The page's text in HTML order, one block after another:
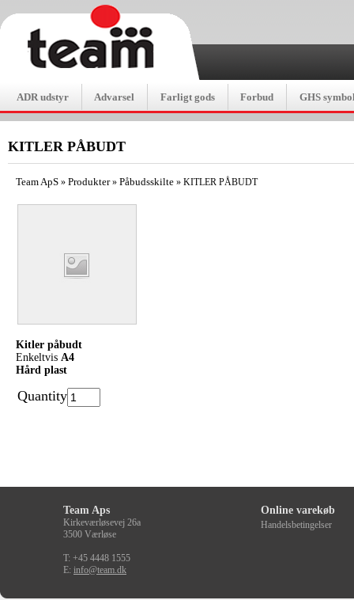
ADR udstyr Advarsel Farligt gods Forbud GHS
KITLER PÅBUDT
Team ApS » Produkter» Påbudsskilte » KITLER PÅBUDT
Kitler påbudt
Enkeltvis A4
Hård plast
Quantity
Team Aps
Kirkeværløsevej 26a
3500 Værløse
T: +45 4448 1555
E: info@team.dk
Online varekøb
Handelsbetingelser